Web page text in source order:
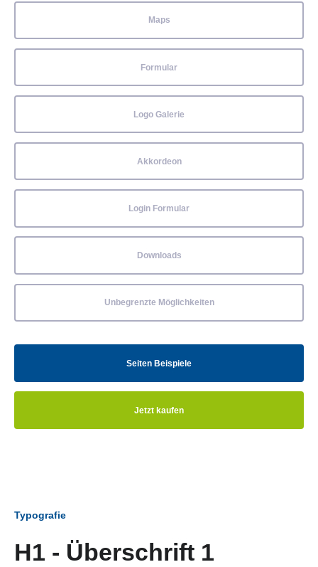
Maps
Formular
Logo Galerie
Akkordeon
Login Formular
Downloads
Unbegrenzte Möglichkeiten
Seiten Beispiele
Jetzt kaufen
Typografie
H1 - Überschrift 1